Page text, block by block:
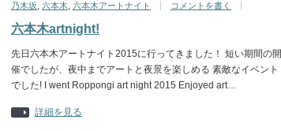
乃木坂 六本木 六本木アートナイト コメントを書く
六本木artnight!
先日六本木アートナイト2015に行ってきました！ 短い期間の開
催でしたが、夜中までアートと夜景を楽しめる 素敵なイベント
でした! I went Roppongi art night 2015 Enjoyed art…
詳細を見る